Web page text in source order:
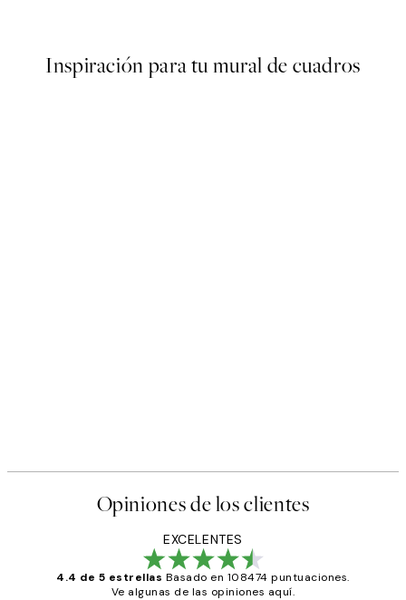
Inspiración para tu mural de cuadros
Opiniones de los clientes
EXCELENTES
4.4 de 5 estrellas Basado en 108474 puntuaciones.
Ve algunas de las opiniones aquí.